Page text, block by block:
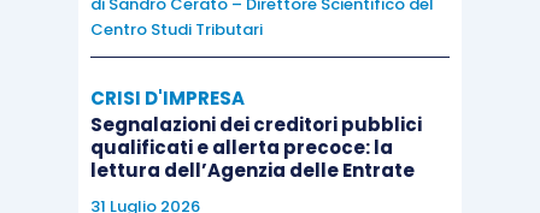
Centro Studi Tributari
CRISI D'IMPRESA
Segnalazioni dei creditori pubblici
qualificati e allerta precoce: la
lettura dell’Agenzia delle Entrate
31 Luglio 2026